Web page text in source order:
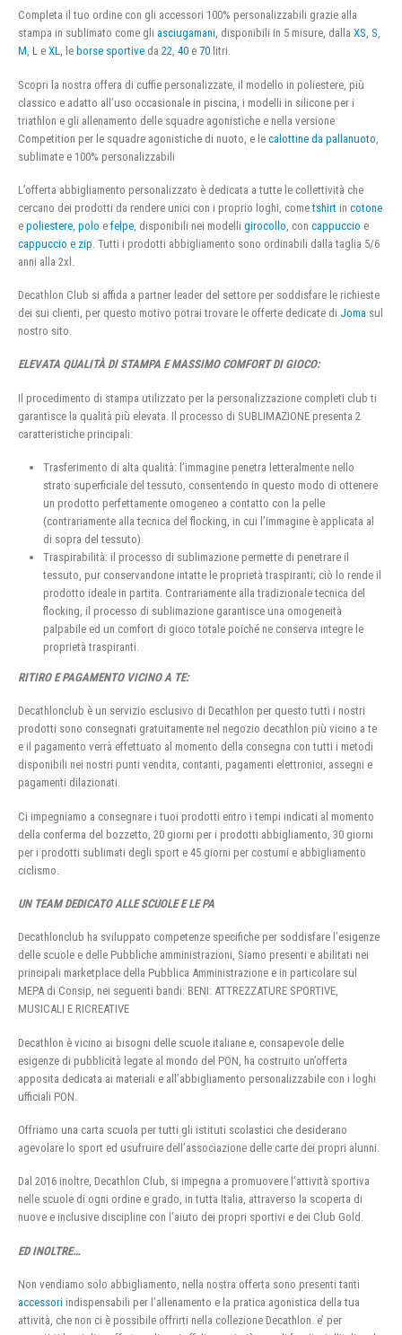
Completa il tuo ordine con gli accessori 100% personalizzabili grazie alla
stampa in sublimato come gli asciugamani, disponibili in 5 misure, dalla XS, S,
M, L e XL, le borse sportive da 22, 40 e 70 litri.
Scopri la nostra offera di cuffie personalizzate, il modello in poliestere, più
classico e adatto all’uso occasionale in piscina, i modelli in silicone per i
triathlon e gli allenamento delle squadre agonistiche e nella versione
Competition per le squadre agonistiche di nuoto, e le calottine da pallanuoto
sublimate e 100% personalizzabili
L’offerta abbigliamento personalizzato è dedicata a tutte le collettività che
cercano dei prodotti da rendere unici con i proprio loghi, cometshirt in cotone
e poliestere polo e felpe , disponibili nei modelli girocollo , con cappuccio e
cappuccio e zip . Tutti i prodotti abbigliamento sono ordinabili dalla taglia 5/6
anni alla 2xl.
Decathlon Club si affida a partner leader del settore per soddisfare le richieste
dei sui clienti, per questo motivo potrai trovare le offerte dedicate di Joma sul
nostro sito.
ELEVATA QUALITÀ DI STAMPA E MASSIMO COMFORT DI GIOCO:
Il procedimento di stampa utilizzato per la personalizzazione completi club ti
garantisce la qualità più elevata. Il processo di SUBLIMAZIONE presenta 2
caratteristiche principali:
Trasferimento di alta qualità: l’immagine penetra letteralmente nello
strato superficiale del tessuto, consentendo in questo modo di ottenere
un prodotto perfettamente omogeneo a contatto con la pelle
(contrariamente alla tecnica del flocking, in cui l’immagine è applicata al
di sopra del tessuto).
Traspirabilità: il processo di sublimazione permette di penetrare il
tessuto, pur conservandone intatte le proprietà traspiranti; ciò lo rende il
prodotto ideale in partita. Contrariamente alla tradizionale tecnica del
flocking, il processo di sublimazione garantisce una omogeneità
palpabile ed un comfort di gioco totale poiché ne conserva integre le
proprietà traspiranti.
RITIRO E PAGAMENTO VICINO A TE:
Decathlonclub è un servizio esclusivo di Decathlon per questo tutti i nostri
prodotti sono consegnati gratuitamente nel negozio decathlon più vicino a te
e il pagamento verrà effettuato al momento della consegna con tutti i metodi
disponibili nei nostri punti vendita, contanti, pagamenti elettronici, assegni e
pagamenti dilazionati.
Ci impegniamo a consegnare i tuoi prodotti entro i tempi indicati al momento
della conferma del bozzetto, 20 giorni per i prodotti abbigliamento, 30 giorni
per i prodotti sublimati degli sport e 45 giorni per costumi e abbigliamento
ciclismo.
UN TEAM DEDICATO ALLE SCUOLE E LE PA
Decathlonclub ha sviluppato competenze specifiche per soddisfare l’esigenze
delle scuole e delle Pubbliche amministrazioni, Siamo presenti e abilitati nei
principali marketplace della Pubblica Amministrazione e in particolare sul
MEPA di Consip, nei seguenti bandi: BENI: ATTREZZATURE SPORTIVE,
MUSICALI E RICREATIVE
Decathlon è vicino ai bisogni delle scuole italiane e, consapevole delle
esigenze di pubblicità legate al mondo del PON, ha costruito un’offerta
apposita dedicata ai materiali e all’abbigliamento personalizzabile con i loghi
ufficiali PON.
Offriamo una carta scuola per tutti gli istituti scolastici che desiderano
agevolare lo sport ed usufruire dell’associazione delle carte dei propri alunni.
Dal 2016 inoltre, Decathlon Club, si impegna a promuovere l’attività sportiva
nelle scuole di ogni ordine e grado, in tutta Italia, attraverso la scoperta di
nuove e inclusive discipline con l’aiuto dei propri sportivi e dei Club Gold.
ED INOLTRE…
Non vendiamo solo abbigliamento, nella nostra offerta sono presenti tanti
accessori indispensabili per l’allenamento e la pratica agonistica della tua
attività, che non ci è possibile offrirti nella collezione Decathlon. e’ per